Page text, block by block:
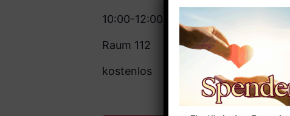
10:00-12:00 Uhr
Raum 112
kostenlos